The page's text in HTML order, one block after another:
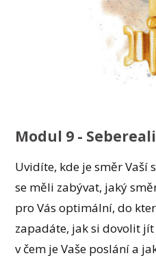
Modul 9 -
Uvidíte, kde je směr Vaší
se měli zabývat, jaký
pro Vás optimální, do
zapadáte, jak si dovolit jít
v čem je Vaše poslání a